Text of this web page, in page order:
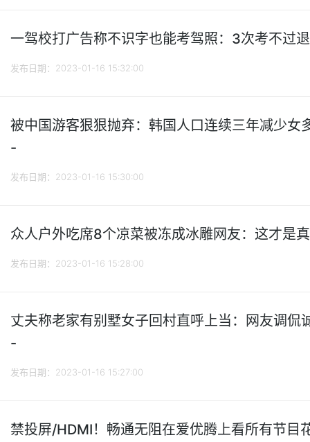
一驾校打广告称不识字也能考驾照：3次考不过
发布日期：2023-01-16 15:32:00
被中国游客狠狠抛弃：韩国人口连续三年减少女
-
发布日期：2023-01-16 15:30:00
众人户外吃席8个凉菜被冻成冰雕网友：这才是
发布日期：2023-01-16 15:28:00
丈夫称老家有别墅女子回村直呼上当：网友调侃
-
发布日期：2023-01-16 15:27:00
禁投屏/HDMI！畅通无阻在爱优腾上看所有节目